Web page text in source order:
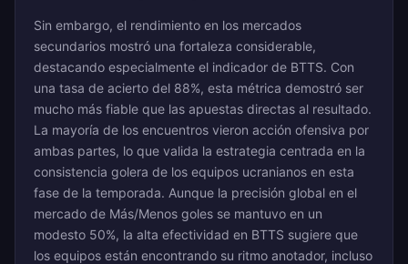
Sin embargo, el rendimiento en los mercados
secundarios mostró una fortaleza considerable,
destacando especialmente el indicador de BTTS. Con
una tasa de acierto del 88%, esta métrica demostró ser
mucho más fiable que las apuestas directas al resultado.
La mayoría de los encuentros vieron acción ofensiva por
ambas partes, lo que valida la estrategia centrada en la
consistencia golera de los equipos ucranianos en esta
fase de la temporada. Aunque la precisión global en el
mercado de Más/Menos goles se mantuvo en un
modesto 50%, la alta efectividad en BTTS sugiere que
los equipos están encontrando su ritmo anotador, incluso